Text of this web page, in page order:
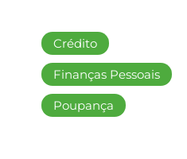
Crédito
Finanças Pessoais
Poupança